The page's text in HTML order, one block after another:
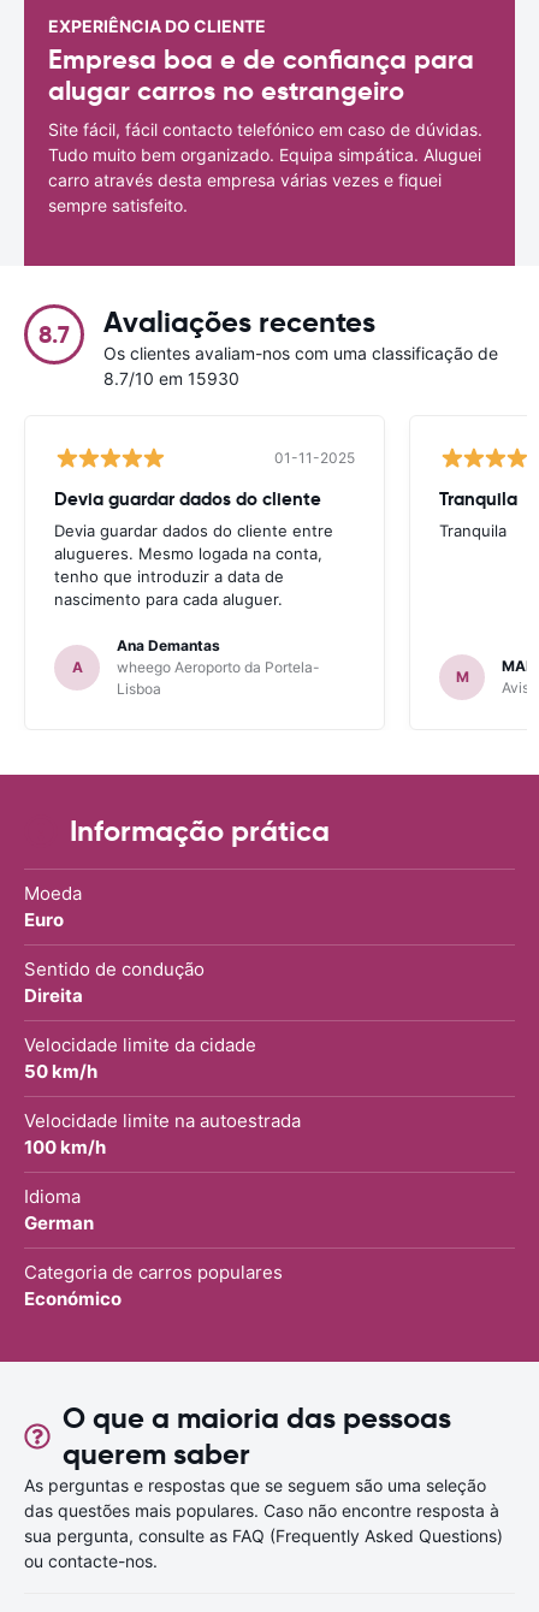
EXPERIÊNCIA DO CLIENTE
Empresa boa e de confiança para
alugar carros no estrangeiro
Site fácil, fácil contacto telefónico em caso de dúvidas.
Tudo muito bem organizado. Equipa simpática. Aluguei
carro através desta empresa várias vezes e fiquei
sempre satisfeito.
8.7 Avaliações recentes
Os clientes avaliam-nos com uma classificação de
8.7/10 em 15930
01-11-2025
Devia guardar dados do cliente
Devia guardar dados do cliente entre
alugueres. Mesmo logada na conta,
tenho que introduzir a data de
nascimento para cada aluguer.
A
Ana Demantas
wheego Aeroporto da Portela-
Lisboa
Tranquila
Tranquila
M
Avis
Informação prática
Moeda
Euro
Sentido de condução
Direita
Velocidade limite da cidade
50 km/h
Velocidade limite na autoestrada
100 km/h
Idioma
German
Categoria de carros populares
Económico
O que a maioria das pessoas
querem saber
As perguntas e respostas que se seguem são uma seleção
das questões mais populares. Caso não encontre resposta à
sua pergunta, consulte as FAQ (Frequently Asked Questions)
ou contacte-nos.